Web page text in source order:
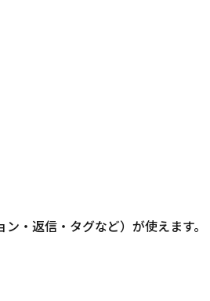
・返信・タグなど）が使えます。